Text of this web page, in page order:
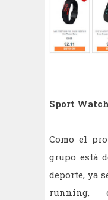
Sport Watch
Como el
grupo está
deporte, ya
running,